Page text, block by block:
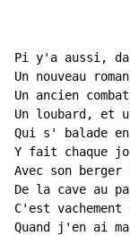
Pi y'a aussi,
Un nouveau
Un ancien
Un loubard, et
Qui s' balade en
Y fait chaque
Avec son berger
De la cave au
C'est
Quand j'en ai